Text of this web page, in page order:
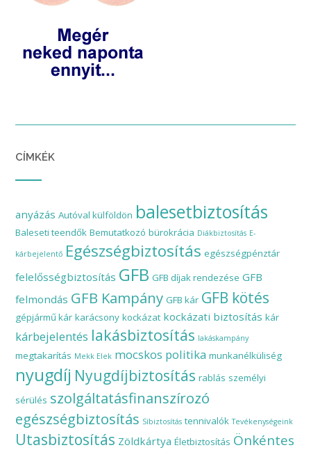
CÍMKÉK
anyázás Autóval külföldön balesetbiztosítás
Baleseti teendők Bemutatkozó bürokrácia Diákbiztosítás E-
kárbejelentő Egészségbiztosítás egészségpénztár
felelősségbiztosítás GFB GFB díjak rendezése GFB
felmondás GFB Kampány GFB kár GFB kötés
gépjármű kár karácsony kockázat kockázati biztosítás kár
kárbejelentés lakásbiztosítás lakáskampány
megtakarítás Mekk Elek mocskos politika munkanélküliség
nyugdíj Nyugdíjbiztosítás rablás személyi
sérülés szolgáltatásfinanszírozó
egészségbiztosítás Síbiztosítás tennivalók Tevékenységeink
Utasbiztosítás Zöldkártya Életbiztosítás Önkéntes